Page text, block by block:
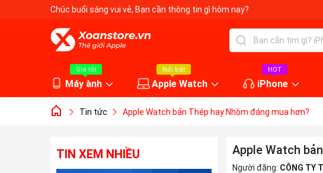
Chúc buổi sáng vui vẻ, Bạn cần thông tin gì hôm nay?
Giá tốt
Máy ành
Nổi bật
Apple Watch
HOT
iPhone
Tin tức Apple Watch bản Thép hay Nhôm đáng mua hơn?
Apple Watch
Người đăng: CÔNG TY
TIN XEM NHIỀU